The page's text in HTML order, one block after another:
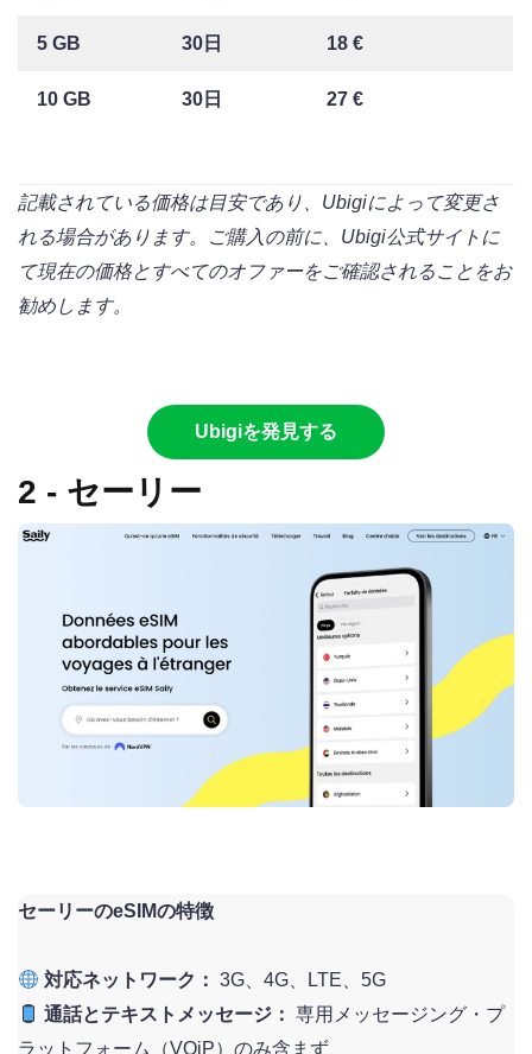
5 GB 30日 18 €
10 GB 30日 27 €
記載されている価格は目安であり、Ubigiによって変更さ
れる場合があります。ご購入の前に、Ubigi公式サイトに
て現在の価格とすべてのオファーをご確認されることをお
勧めします。
Ubigiを発見する
2 - セーリー
セーリーのeSIMの特徴
対応ネットワーク： 3G、4G、LTE、5G
通話とテキストメッセージ： 専用メッセージング・プ
ラットフォーム（VOiP）のみ含まず